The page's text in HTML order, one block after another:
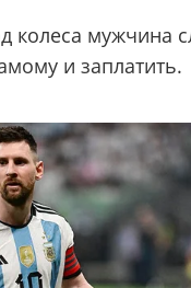
колеса мужчина
и заплатить.